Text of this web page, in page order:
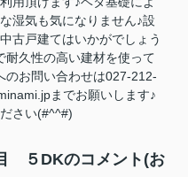
湿気も気になりません♪設
古戸建てはいかがでしょう
耐久性の高い建材を使って
のお問い合わせは027-212-
までお願いします♪
さい(#^^#)
５DKのコメント(お